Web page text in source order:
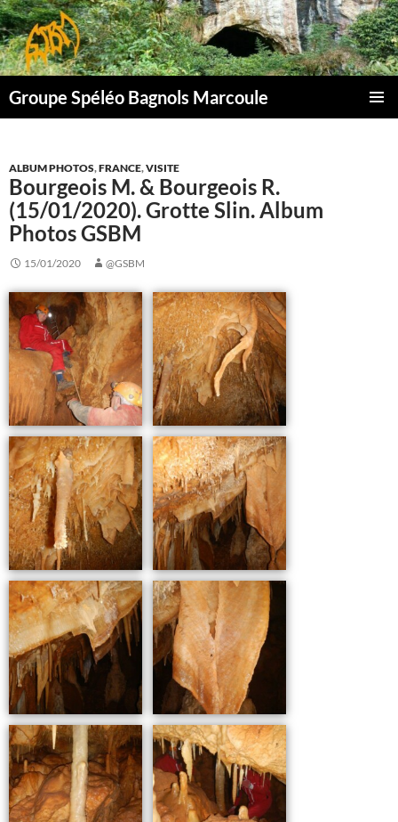
Aller
au
contenu
Groupe Spéléo Bagnols Marcoule
ALBUM PHOTOS,FRANCE,VISITE
Bourgeois M. & Bourgeois R.
(15/01/2020). Grotte Slin. Album
Photos GSBM
15/01/2020 @GSBM